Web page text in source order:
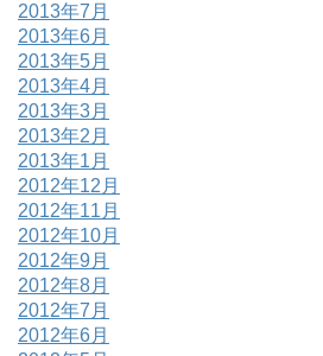
2013年7月
2013年6月
2013年5月
2013年4月
2013年3月
2013年2月
2013年1月
2012年12月
2012年11月
2012年10月
2012年9月
2012年8月
2012年7月
2012年6月